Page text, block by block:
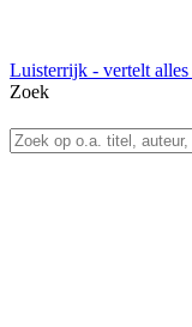
Luisterrijk - vertelt alles
Zoek